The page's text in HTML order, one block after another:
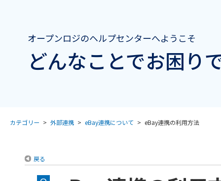
オープンロジのヘルプセンターへようこそ
どんなことでお困り
カテゴリー > 外部連携 > eBay連携について > eBay連携の利用方法
戻る